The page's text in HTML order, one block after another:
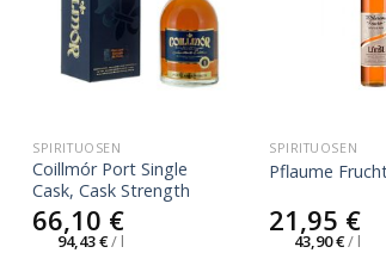
SPIRITUOSEN
Coillmór Port Single
Cask, Cask Strength
66,10 €
94,43€/ l
SPIRITUOSEN
Pflaume
21,95 €
43,90€/ l